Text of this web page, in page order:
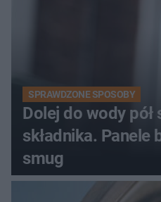
SPRAWDZONE SPOSOBY
Dolej do wody
składnika. Panele
smug